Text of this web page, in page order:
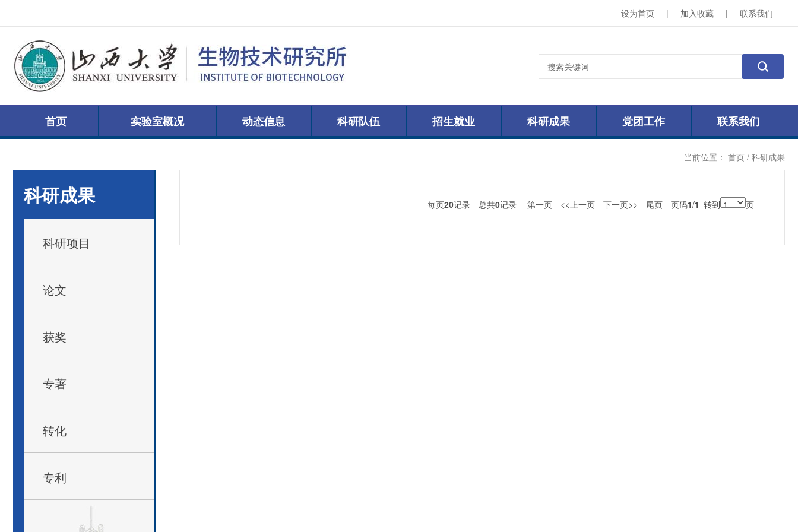
设为首页 | 加入收藏 | 联系我们
首页 实验室概况 动态信息 科研队伍 招生就业 科研成果 党团工作 联系我们
当前位置： 首页 / 科研成果
科研成果
科研项目
论文
获奖
专著
转化
专利
每页20记录 总共0记录 第一页 <<上一页 下一页>> 尾页 页码1/1 转到 页